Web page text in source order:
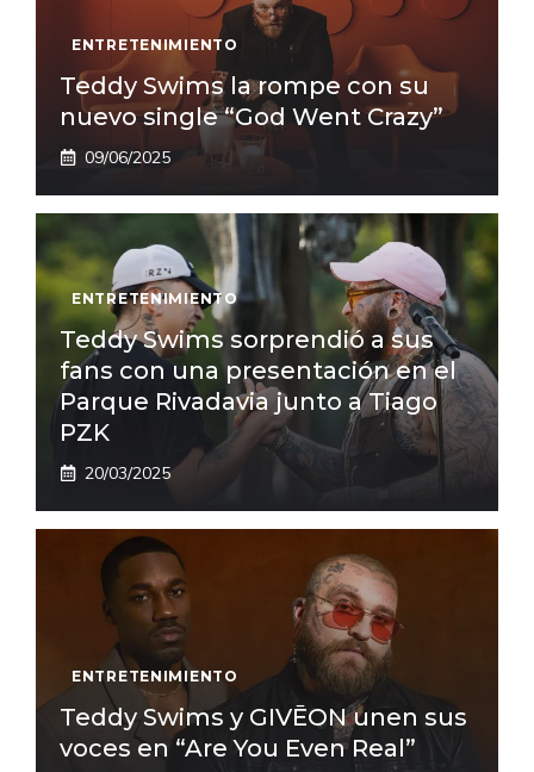
ENTRETENIMIENTO
Teddy Swims la rompe con su
nuevo single “God Went Crazy”
09/06/2025
ENTRETENIMIENTO
Teddy Swims sorprendió a sus
fans con una presentación en el
Parque Rivadavia junto a Tiago
PZK
20/03/2025
ENTRETENIMIENTO
Teddy Swims y GIVĒON unen sus
voces en “Are You Even Real”